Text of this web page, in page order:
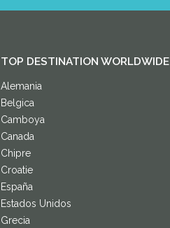
TOP DESTINATION WORLDWIDE
Alemania
Belgica
Camboya
Canada
Chipre
Croatie
España
Estados Unidos
Grecia